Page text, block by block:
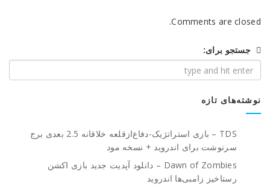
Comments are closed.
جستجو برای:
نوشته‌های تازه
TDS – بازی استراتژیک-دفاع‌از‌قلعه خلاقانه 2.5 بعدی برج
سرنوشت برای اندروید + نسخه مود
Dawn of Zombies – دانلود آپدیت جدید بازی اکشن
رستاخیز زامبی‌ها اندروید